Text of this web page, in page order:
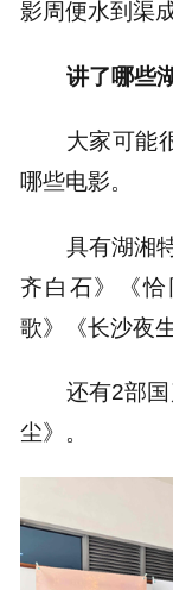
影周便水到渠成
讲了哪些
大家可能
哪些电影。
具有湖湘
齐白石》《
歌》《长沙夜
还有2部
尘》。